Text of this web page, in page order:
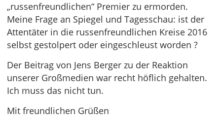
„russenfreundlichen“ Premier zu ermorden.
Meine Frage an Spiegel und Tagesschau: ist der
Attentäter in die russenfreundlichen Kreise 2016
selbst gestolpert oder eingeschleust worden ?
Der Beitrag von Jens Berger zu der Reaktion
unserer Großmedien war recht höflich gehalten.
Ich muss das nicht tun.
Mit freundlichen Grüßen